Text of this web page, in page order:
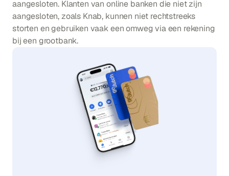
aangesloten. Klanten van online banken die niet zijn
aangesloten, zoals Knab, kunnen niet rechtstreeks
storten en gebruiken vaak een omweg via een rekening
bij een grootbank.